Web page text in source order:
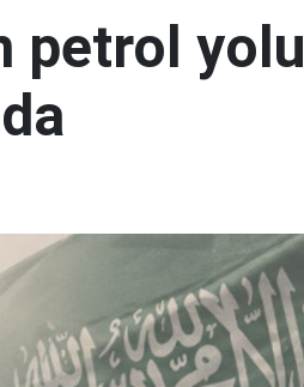
petrol yolu